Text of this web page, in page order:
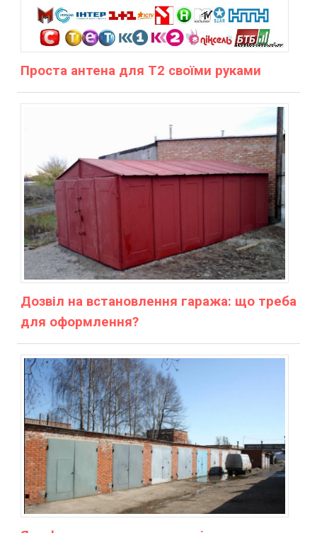
Проста антена для Т2 своїми руками
Дозвіл на встановлення гаража: що треба
для оформлення?